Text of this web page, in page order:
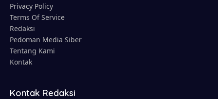
Privacy Policy
Terms Of Service
Redaksi
Pedoman Media Siber
Tentang Kami
Kontak
Kontak Redaksi